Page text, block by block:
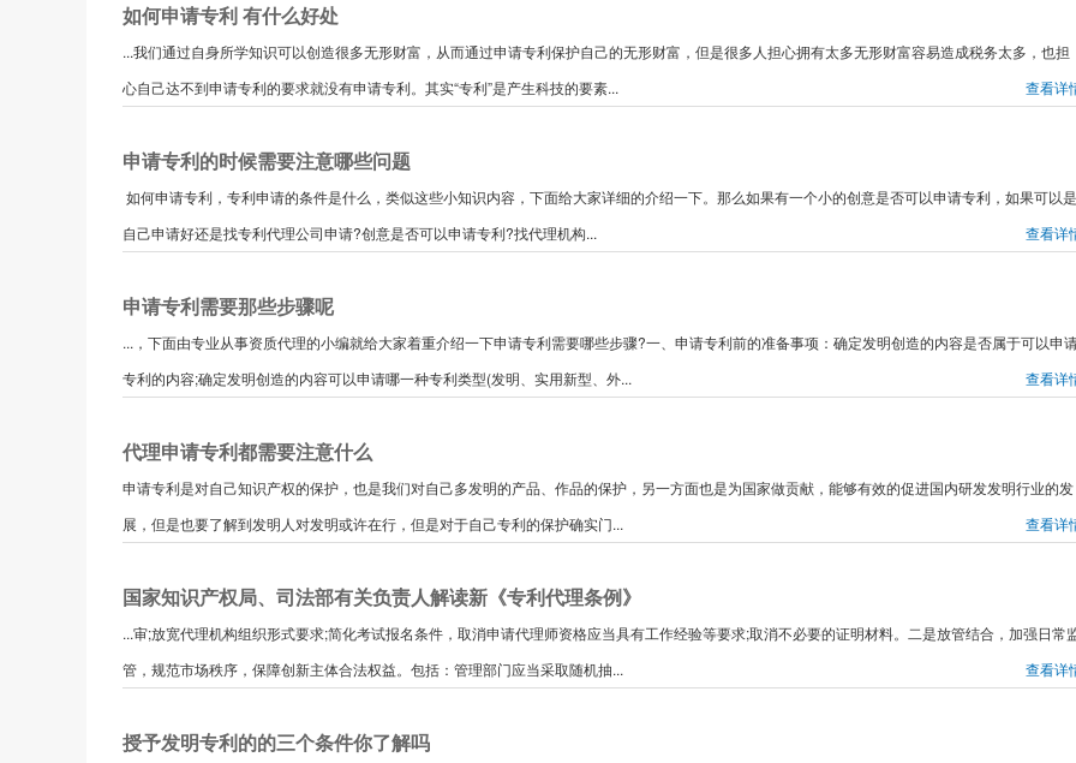
如何申请专利 有什么好处
...我们通过自身所学知识可以创造很多无形财富，从而通过申请专利保护自己的无形财富，但是很多人担心拥有太多无形财富容易造成税务太多，也担
心自己达不到申请专利的要求就没有申请专利。其实“专利”是产生科技的要素...
查看详
申请专利的时候需要注意哪些问题
如何申请专利，专利申请的条件是什么，类似这些小知识内容，下面给大家详细的介绍一下。那么如果有一个小的创意是否可以申请专利，如果可以是
自己申请好还是找专利代理公司申请?创意是否可以申请专利?找代理机构...
查看详
申请专利需要那些步骤呢
...，下面由专业从事资质代理的小编就给大家着重介绍一下申请专利需要哪些步骤?一、申请专利前的准备事项：确定发明创造的内容是否属于可以申
专利的内容;确定发明创造的内容可以申请哪一种专利类型(发明、实用新型、外...
查看详
代理申请专利都需要注意什么
申请专利是对自己知识产权的保护，也是我们对自己多发明的产品、作品的保护，另一方面也是为国家做贡献，能够有效的促进国内研发发明行业的发
展，但是也要了解到发明人对发明或许在行，但是对于自己专利的保护确实门...
查看详
国家知识产权局、司法部有关负责人解读新《专利代理条例》
...审;放宽代理机构组织形式要求;简化考试报名条件，取消申请代理师资格应当具有工作经验等要求;取消不必要的证明材料。二是放管结合，加强日常
管，规范市场秩序，保障创新主体合法权益。包括：管理部门应当采取随机抽...
查看详
授予发明专利的的三个条件你了解吗